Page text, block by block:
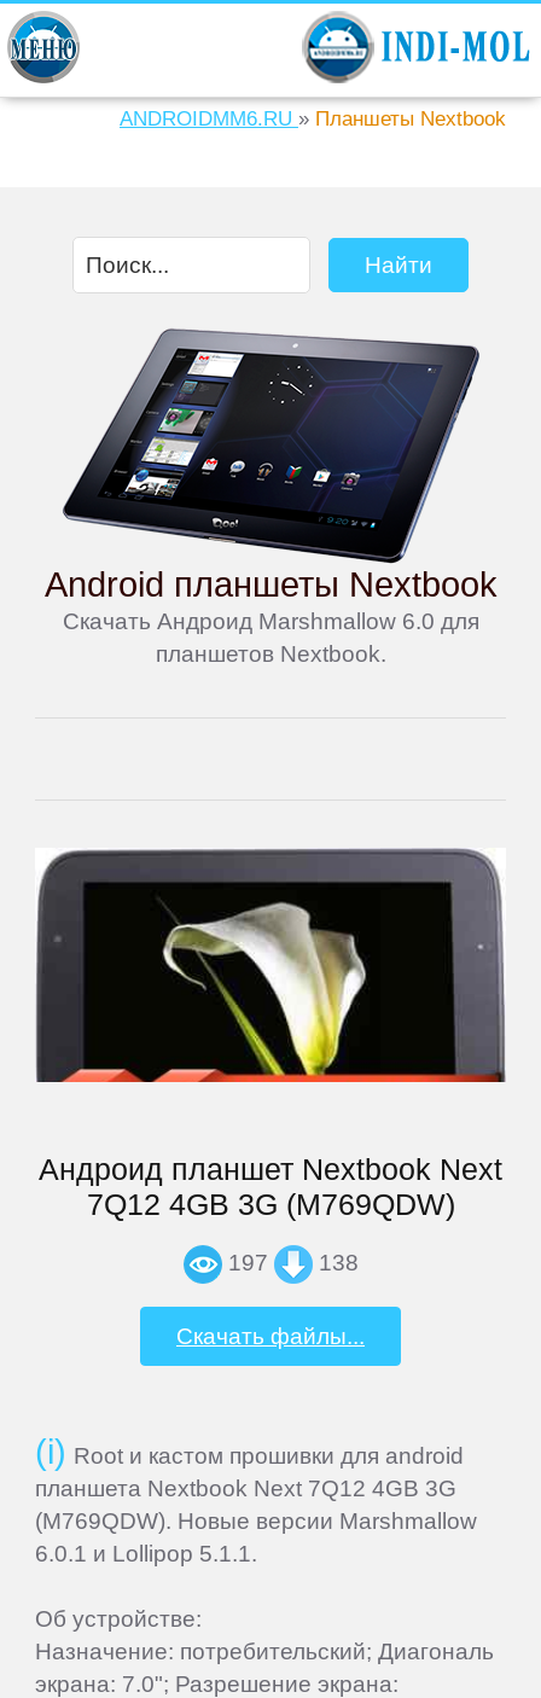
ANDROIDMM6.RU » Планшеты Nextbook
Android планшеты Nextbook
Скачать Андроид Marshmallow 6.0 для
планшетов Nextbook.
Андроид планшет Nextbook Next
7Q12 4GB 3G (M769QDW)
197 138
Скачать файлы...
Root и кастом прошивки для android
планшета Nextbook Next 7Q12 4GB 3G
(M769QDW). Новые версии Marshmallow
6.0.1 и Lollipop 5.1.1.
Об устройстве:
Назначение: потребительский; Диагональ
экрана: 7.0"; Разрешение экрана:
Home
Join
Firmware
Sitemap
3Q